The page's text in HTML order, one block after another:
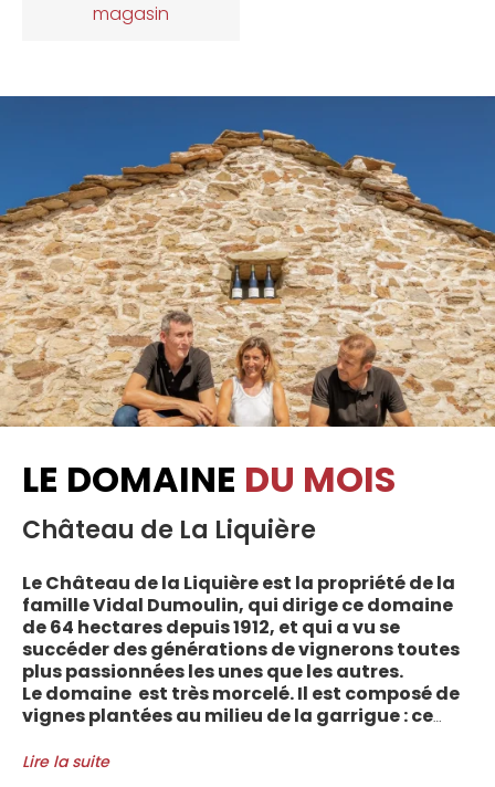
magasin
LE DOMAINE DU MOIS
Château de La Liquière
Le Château de la Liquière est la propriété de la
famille Vidal Dumoulin, qui dirige ce domaine
de 64 hectares depuis 1912, et qui a vu se
succéder des générations de vignerons toutes
plus passionnées les unes que les autres.
Le domaine est très morcelé. Il est composé de
vignes plantées au milieu de la garrigue : ce
entre les villages d’Autignac, Caussiniojouls,
Lire la suite